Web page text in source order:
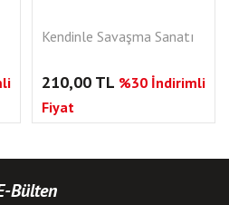
Kendinle Savaşma Sanatı
210,00 TL %30 İndirimli
Fiyat
Bülten